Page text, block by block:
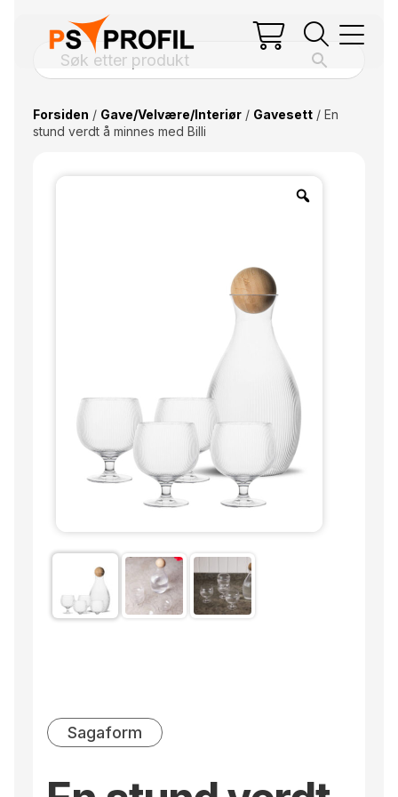
Forsiden / Gave/Velvære/Interiør/ Gavesett/ En
stund verdt å minnes med Billi
Sagaform